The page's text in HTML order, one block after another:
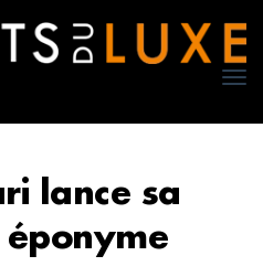
lance sa